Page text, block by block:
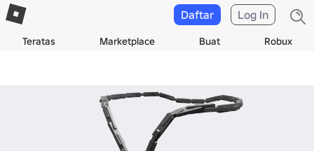
Teratas Marketplace Buat Robux
Daftar Log In